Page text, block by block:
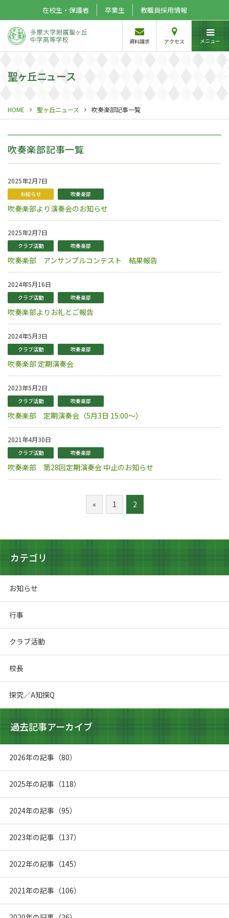
在校生・保護者 卒業生 教職員採用情報
資料請求 アクセス メニュー
聖ヶ丘ニュース
HOME 聖ヶ丘ニュース 吹奏楽部記事一覧
吹奏楽部記事一覧
2025年2月7日
お知らせ 吹奏楽部
吹奏楽部より演奏会のお知らせ
2025年2月7日
クラブ活動 吹奏楽部
吹奏楽部 アンサンブルコンテスト 結果報告
2024年5月16日
クラブ活動 吹奏楽部
吹奏楽部よりお礼とご報告
2024年5月3日
クラブ活動 吹奏楽部
吹奏楽部 定期演奏会
2023年5月2日
クラブ活動 吹奏楽部
吹奏楽部 定期演奏会（5月3日 15:00～）
2021年4月30日
クラブ活動 吹奏楽部
吹奏楽部 第28回定期演奏会 中止のお知らせ
« 1 2
カテゴリ
お知らせ
行事
クラブ活動
校長
探究／A知探Q
過去記事アーカイブ
2026年の記事（80）
2025年の記事（118）
2024年の記事（95）
2023年の記事（137）
2022年の記事（145）
2021年の記事（106）